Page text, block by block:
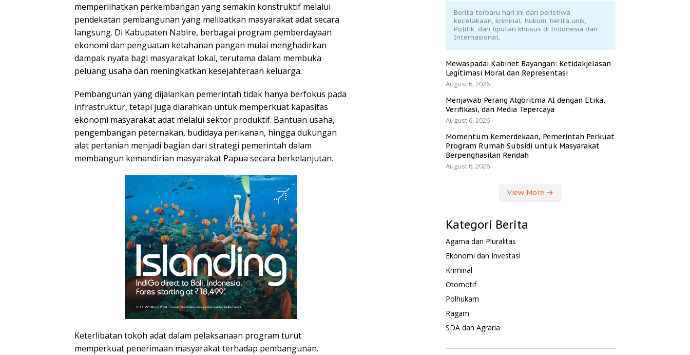
memperlihatkan perkembangan yang semakin konstruktif melalui
pendekatan pembangunan yang melibatkan masyarakat adat secara
langsung. Di Kabupaten Nabire, berbagai program pemberdayaan
ekonomi dan penguatan ketahanan pangan mulai menghadirkan
dampak nyata bagi masyarakat lokal, terutama dalam membuka
peluang usaha dan meningkatkan kesejahteraan keluarga.
Pembangunan yang dijalankan pemerintah tidak hanya berfokus pada
infrastruktur, tetapi juga diarahkan untuk memperkuat kapasitas
ekonomi masyarakat adat melalui sektor produktif. Bantuan usaha,
pengembangan peternakan, budidaya perikanan, hingga dukungan
alat pertanian menjadi bagian dari strategi pemerintah dalam
membangun kemandirian masyarakat Papua secara berkelanjutan.
Keterlibatan tokoh adat dalam pelaksanaan program turut
memperkuat penerimaan masyarakat terhadap pembangunan.
Berita terbaru hari ini dari peristiwa,
kecelakaan, kriminal, hukum, berita unik,
Politik, dan liputan khusus di Indonesia dan
Internasional.
Mewaspadai Kabinet Bayangan: Ketidakjelasan
Legitimasi Moral dan Representasi
August 6, 2026
Menjawab Perang Algoritma AI dengan Etika,
Verifikasi, dan Media Tepercaya
August 6, 2026
Momentum Kemerdekaan, Pemerintah Perkuat
Program Rumah Subsidi untuk Masyarakat
Berpenghasilan Rendah
August 6, 2026
View More
Kategori Berita
Agama dan Pluralitas
Ekonomi dan Investasi
Kriminal
Otomotif
Polhukam
Ragam
SDA dan Agraria